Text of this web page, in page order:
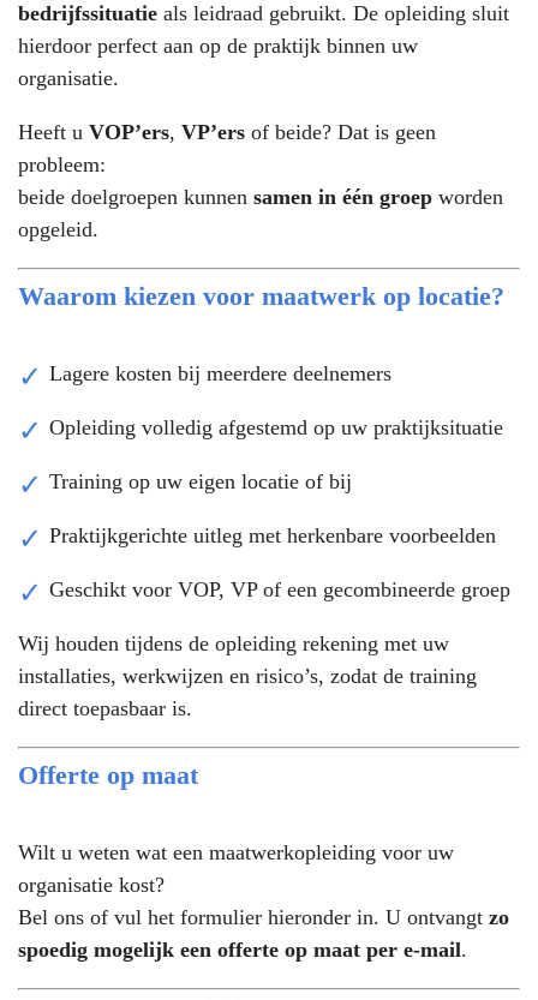
bedrijfssituatie als leidraad gebruikt. De opleiding sluit
hierdoor perfect aan op de praktijk binnen uw
organisatie.
Heeft u VOP’ers, VP’ers of beide? Dat is geen
probleem:
beide doelgroepen kunnen samen in één groep worden
opgeleid.
Waarom kiezen voor maatwerk op locatie?
Lagere kosten bij meerdere deelnemers
Opleiding volledig afgestemd op uw praktijksituatie
Training op uw eigen locatie of bij
Praktijkgerichte uitleg met herkenbare voorbeelden
Geschikt voor VOP, VP of een gecombineerde groep
Wij houden tijdens de opleiding rekening met uw
installaties, werkwijzen en risico’s, zodat de training
direct toepasbaar is.
Offerte op maat
Wilt u weten wat een maatwerkopleiding voor uw
organisatie kost?
Bel ons of vul het formulier hieronder in. U ontvangt zo
spoedig mogelijk een offerte op maat per e-mail.